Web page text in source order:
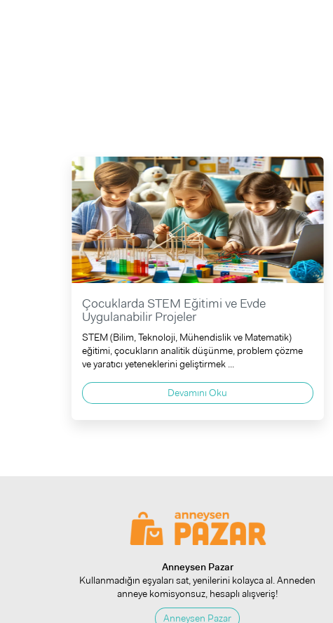
Çocuklarda STEM Eğitimi ve Evde
Uygulanabilir Projeler
STEM (Bilim, Teknoloji, Mühendislik ve Matematik)
eğitimi, çocukların analitik düşünme, problem çözme
ve yaratıcı yeteneklerini geliştirmek ...
Devamını Oku
Anneysen Pazar
Kullanmadığın eşyaları sat, yenilerini kolayca al. Anneden
anneye komisyonsuz, hesaplı alışveriş!
Anneysen Pazar